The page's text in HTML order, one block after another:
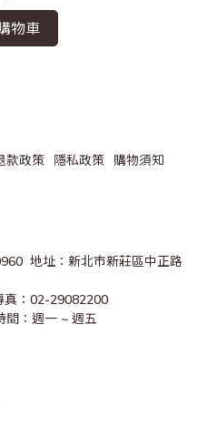
物車
款政策 隱私政策
購物須知
地址：新北市新莊區中正路
真：02-29082200
間：週一 ~ 週五